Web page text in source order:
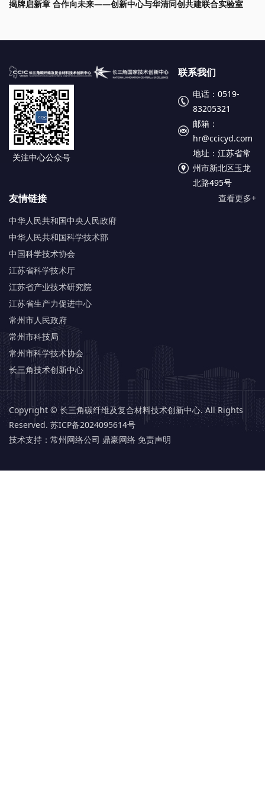
揭牌启新章 合作向未来——创新中心与华清同创共建联合实验室
关注中心公众号
联系我们
电话：0519-
83205321
邮箱：
hr@ccicyd.com
地址：江苏省常
州市新北区玉龙
北路495号
友情链接
查看更多+
中华人民共和国中央人民政府
中华人民共和国科学技术部
中国科学技术协会
江苏省科学技术厅
江苏省产业技术研究院
江苏省生产力促进中心
常州市人民政府
常州市科技局
常州市科学技术协会
长三角技术创新中心
Copyright © 长三角碳纤维及复合材料技术创新中心. All Rights
Reserved. 苏ICP备2024095614号
技术支持： 常州网络公司 鼎豪网络 免责声明